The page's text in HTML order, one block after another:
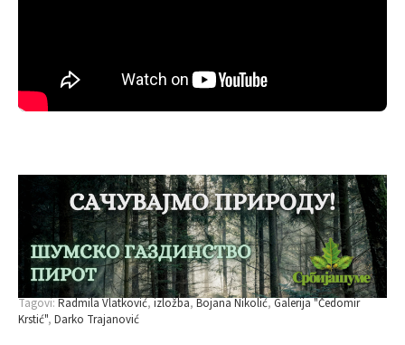
Tagovi:Radmila Vlatković izložba Bojana Nikolić Galerija "Čedomir
Krstić" Darko Trajanović